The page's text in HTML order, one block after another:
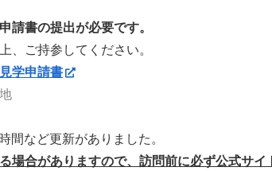
請書の提出が必要です。
、ご持参してください。
学申請書
など更新がありました。
場合がありますので、訪問前に必ず公式サイ